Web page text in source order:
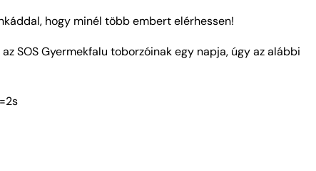
hogy minél több embert elérhessen!
SOS Gyermekfalu toborzóinak egy napja, úgy az alábbi